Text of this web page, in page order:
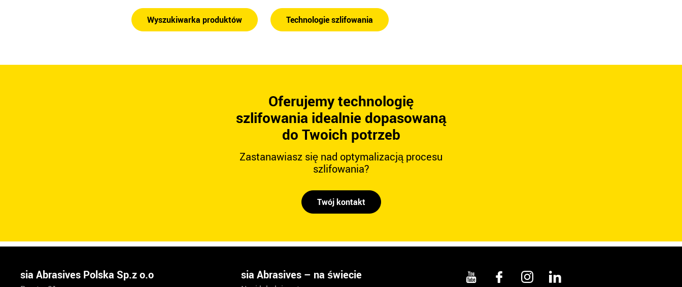
Wyszukiwarka produktów Technologie szlifowania
Oferujemy technologię
szlifowania idealnie dopasowaną
do Twoich potrzeb
Zastanawiasz się nad optymalizacją procesu
szlifowania?
Twój kontakt
sia Abrasives Polska Sp.z o.o sia Abrasives – na świecie